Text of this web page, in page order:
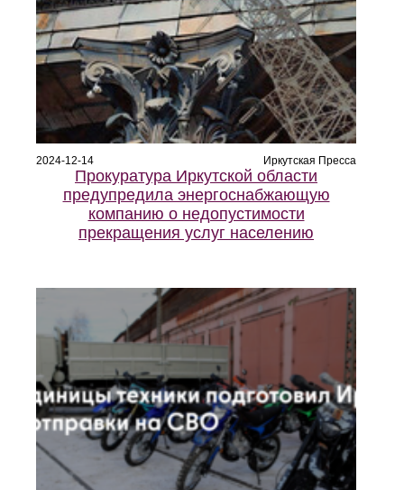
2024-12-14 Иркутская Пресса
Прокуратура Иркутской области
предупредила энергоснабжающую
компанию о недопустимости
прекращения услуг населению